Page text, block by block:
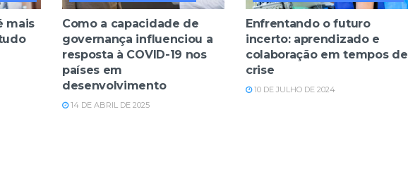
mais
Como a capacidade de
governança influenciou a
resposta à COVID-19 nos
países em
desenvolvimento
14 DE ABRIL DE 2025
Enfrentando o futuro
incerto: aprendizado e
colaboração em tempos de
crise
10 DE JULHO DE 2024